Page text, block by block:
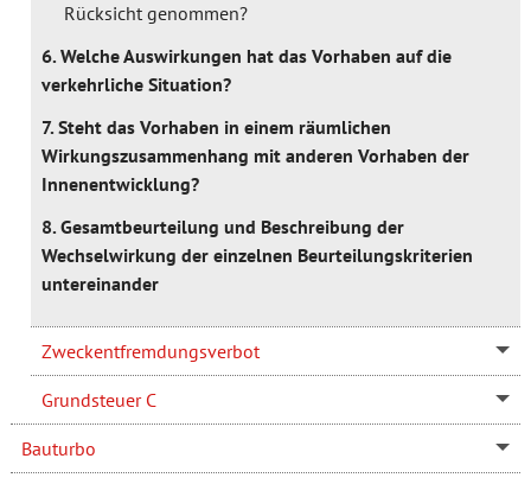
Rücksicht genommen?
6. Welche Auswirkungen hat das Vorhaben auf die
verkehrliche Situation?
7. Steht das Vorhaben in einem räumlichen
Wirkungszusammenhang mit anderen Vorhaben der
Innenentwicklung?
8. Gesamtbeurteilung und Beschreibung der
Wechselwirkung der einzelnen Beurteilungskriterien
untereinander
Zweckentfremdungsverbot
Grundsteuer C
Bauturbo